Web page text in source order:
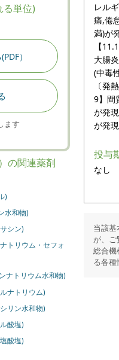
る単位)
）
ます
の関連薬剤
)
水和物)
シン)
トリウム・セフォ
ナトリウム水和物)
ナトリウム)
リン水和物)
酸塩)
酸塩)
レル
痛,倦
満)が
【
大腸
(中毒
〔発
9】間
が発
が発現
投与
なし
当該
が、
総合機
る各